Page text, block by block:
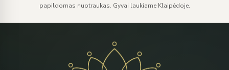
papildomas nuotraukas. Gyvai laukiame Klaipėdoje.